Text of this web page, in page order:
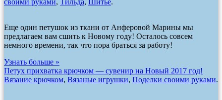
Еще один петушок из ткани от Анферовой Марины мы
предлагаем вам сшить к Новому году! Осталось совсем
немного времени, так что пора браться за работу!
Узнать больше »
Петух прихватка крючком — сувенир на Новый 2017 год!
Вязание крючком, Вязаные игрушки, Поделки своими руками.